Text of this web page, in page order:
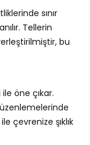
sınır
Tellerin
bu
öne çıkar.
çevrenize şıklık